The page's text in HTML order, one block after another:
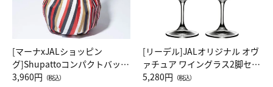
[マーナxJALショッピン
グ]Shupattoコンパクトバッグ
Drop JAL客室乗務員（LC）ス
3,960円 （税込）
[リーデル]JALオリジナル オヴ
ァチュア ワイングラス2脚セッ
ト（レッドワイン）
5,280円 （税込）